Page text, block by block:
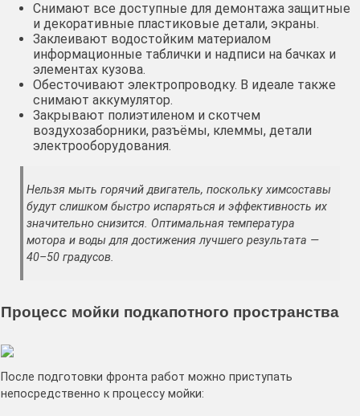
Снимают все доступные для демонтажа защитные
и декоративные пластиковые детали, экраны.
Заклеивают водостойким материалом
информационные таблички и надписи на бачках и
элементах кузова.
Обесточивают электропроводку. В идеале также
снимают аккумулятор.
Закрывают полиэтиленом и скотчем
воздухозаборники, разъёмы, клеммы, детали
электрооборудования.
Нельзя мыть горячий двигатель, поскольку химсоставы
будут слишком быстро испаряться и эффективность их
значительно снизится. Оптимальная температура
мотора и воды для достижения лучшего результата —
40–50 градусов.
Процесс мойки подкапотного пространства
После подготовки фронта работ можно приступать
непосредственно к процессу мойки: